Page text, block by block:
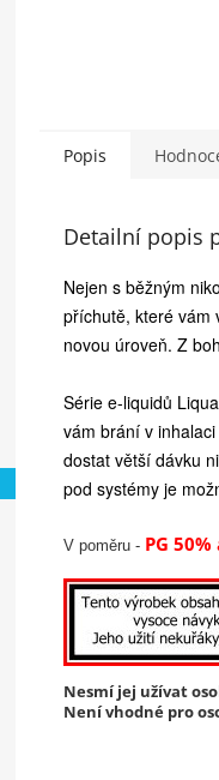
Popis
Detailní popis
Nejen s běžným
příchutě, které vám
novou úroveň. Z
Série e-liquidů
vám brání v
dostat větší dávku
pod systémy je
V poměru - PG 50%
Nesmí jej užívat
Není vhodné pro